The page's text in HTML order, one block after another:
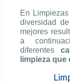
En
diversidad
mejores
a
diferentes
limpieza